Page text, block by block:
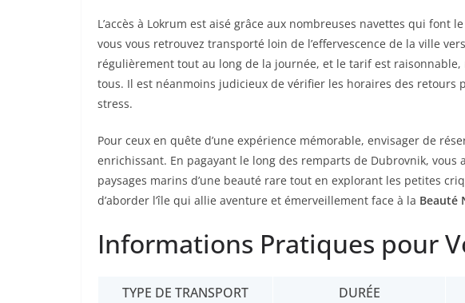
L’accès à Lokrum est aisé grâce aux nombreuses navettes qui font
vous vous retrouvez transporté loin de l’effervescence de la ville
régulièrement tout au long de la journée, et le tarif est raisonnable,
tous. Il est néanmoins judicieux de vérifier les horaires des retours
stress.
Pour ceux en quête d’une expérience mémorable, envisager de
enrichissant. En pagayant le long des remparts de Dubrovnik, vous
paysages marins d’une beauté rare tout en explorant les petites
d’aborder l’île qui allie aventure et émerveillement face à la Beauté
Informations Pratiques pour
TYPE DE TRANSPORT DURÉE